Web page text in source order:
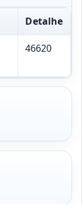
Detalhe
46620